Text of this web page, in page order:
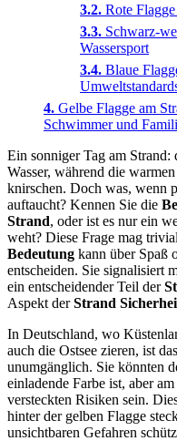
Rote
Schwarz-
Wassersport
Blaue
Gelbe Flagge am
Schwimmer und
Ein sonniger Tag am
Wasser, während die
knirschen. Doch was, wenn
auftaucht? Kennen Sie die
Strand, oder ist es nur ein
weht? Diese Frage mag
Bedeutung kann über Spaß
entscheiden. Sie signalisiert
ein entscheidender Teil der
Aspekt derStrand
In Deutschland, wo
auch die Ostsee zieren, ist
unumgänglich. Sie könnten
einladende Farbe ist, aber
versteckten Risiken sein.
hinter der gelben Flagge
unsichtbaren Gefahren